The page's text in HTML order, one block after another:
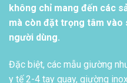
không chỉ mang đến các
mà còn đặt trọng tâm vào
người dùng.
Đặc biệt, các mẫu giường
y tế 2-4 tay quay, giường